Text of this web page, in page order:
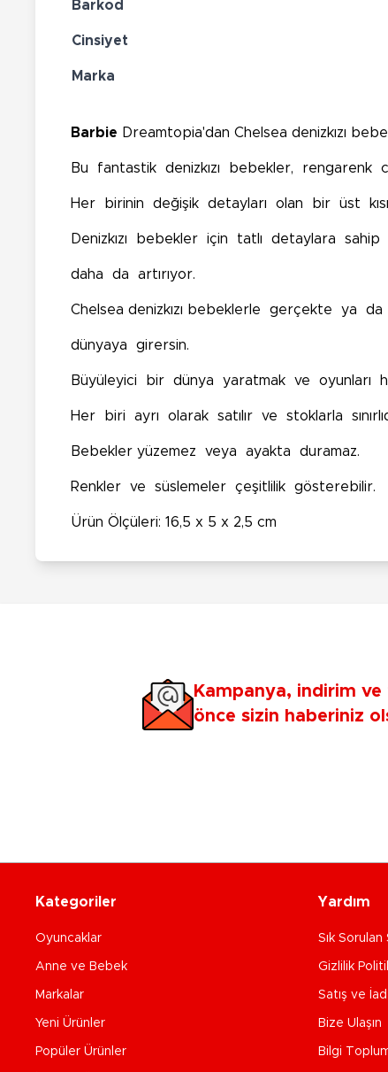
Barkod
Cinsiyet
Marka
Barbie Dreamtopia'dan Chelsea denizkızı
Bu fantastik denizkızı bebekler, rengarenk
Her birinin değişik detayları olan bir üst
Denizkızı bebekler için tatlı detaylara
daha da artırıyor.
Chelsea denizkızı bebeklerle gerçekte ya
dünyaya girersin.
Büyüleyici bir dünya yaratmak ve oyunları
Her biri ayrı olarak satılır ve stoklarla
Bebekler yüzemez veya ayakta duramaz.
Renkler ve süslemeler çeşitlilik gösterebilir.
Ürün Ölçüleri: 16,5 x 5 x 2,5 cm
Kampanya, indirim ve
önce sizin haberiniz
Kategoriler
Oyuncaklar
Anne ve Bebek
Markalar
Yeni Ürünler
Popüler Ürünler
Yardım
Sık Sorulan
Gizlilik
Satış ve
Bize Ulaşın
Bilgi